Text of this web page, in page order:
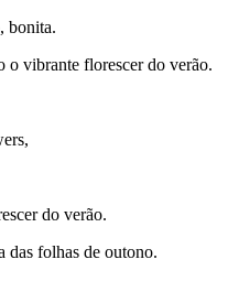
bonita.
o vibrante florescer do verão.
do verão.
das folhas de outono.